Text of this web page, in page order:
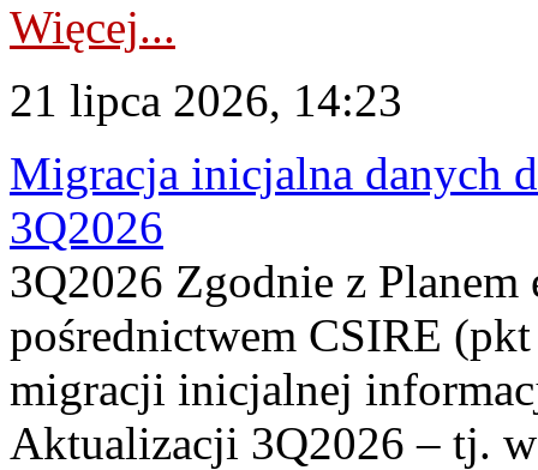
Więcej...
21 lipca 2026, 14:23
Migracja inicjalna danych
3Q2026
3Q2026 Zgodnie z
pośrednictwem CSIRE
migracji inicjalnej
Aktualizacji 3Q2026 – tj.